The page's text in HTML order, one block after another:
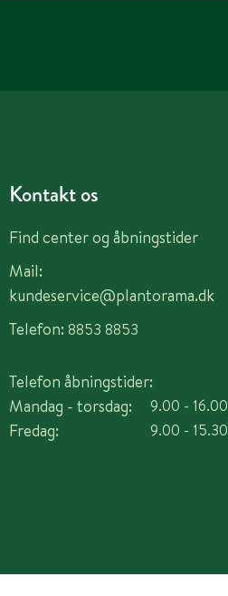
Kontakt os
Find center og åbningstider
Mail:
kundeservice@plantorama.dk
Telefon: 8853 8853
Telefon åbningstider:
Mandag - torsdag:
Fredag:
9.00 - 16.00
9.00 - 15.30